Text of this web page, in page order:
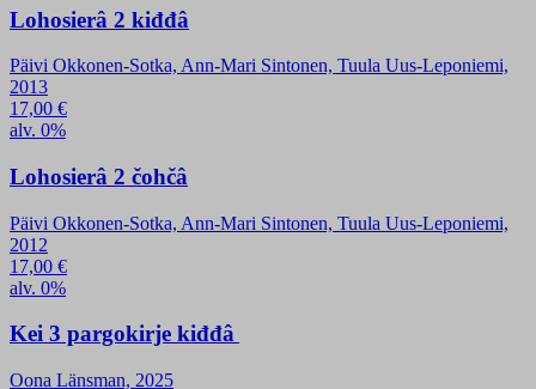
Lohosierâ 2 kiđđâ
Päivi Okkonen-Sotka, Ann-Mari Sintonen, Tuula Uus-Leponiemi,
2013
17,00 €
alv. 0%
Lohosierâ 2 čohčâ
Päivi Okkonen-Sotka, Ann-Mari Sintonen, Tuula Uus-Leponiemi,
2012
17,00 €
alv. 0%
Kei 3 pargokirje kiđđâ
Oona Länsman, 2025